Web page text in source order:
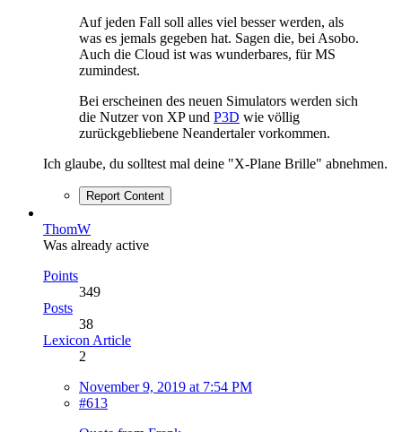
Auf jeden Fall soll alles viel besser werden, als
was es jemals gegeben hat. Sagen die, bei Asobo.
Auch die Cloud ist was wunderbares, für MS
zumindest.
Bei erscheinen des neuen Simulators werden sich
die Nutzer von XP und P3D wie völlig
zurückgebliebene Neandertaler vorkommen.
Ich glaube, du solltest mal deine "X-Plane Brille" abnehmen.
Report Content
ThomW
Was already active
Points
349
Posts
38
Lexicon Article
2
November 9, 2019 at 7:54 PM
#613